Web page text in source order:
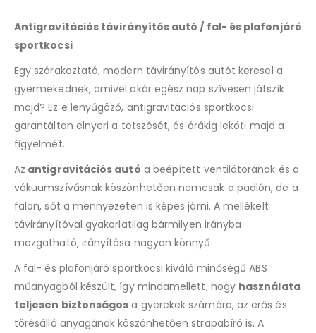
Antigravitációs távirányítós autó / fal- és plafonjáró
sportkocsi
Egy szórakoztató, modern távirányítós autót keresel a
gyermekednek, amivel akár egész nap szívesen játszik
majd? Ez e lenyűgöző, antigravitációs sportkocsi
garantáltan elnyeri a tetszését, és órákig leköti majd a
figyelmét.
Az antigravitációs autó a beépített ventilátorának és a
vákuumszívásnak köszönhetően nemcsak a padlón, de a
falon, sőt a mennyezeten is képes járni. A mellékelt
távirányítóval gyakorlatilag bármilyen irányba
mozgatható, irányítása nagyon könnyű.
A fal- és plafonjáró sportkocsi kiváló minőségű ABS
műanyagból készült, így mindamellett, hogy használata
teljesen biztonságos a gyerekek számára, az erős és
törésálló anyagának köszönhetően strapabíró is. A